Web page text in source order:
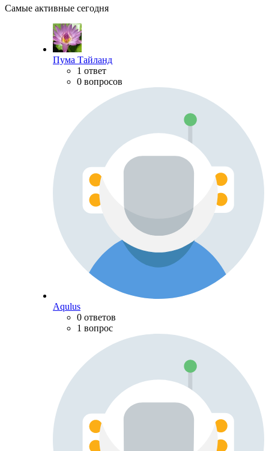
Самые активные сегодня
Пума Тайланд
1 ответ
0 вопросов
Aqulus
0 ответов
1 вопрос